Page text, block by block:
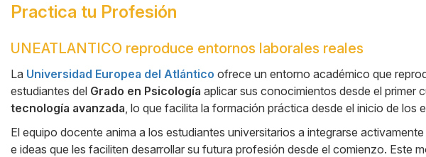
Practica tu Profesión
Cuerpo
UNEATLANTICO reproduce entornos laborales reales
La Universidad Europea del Atlántico ofrece un entorno académico que
estudiantes del Grado en Psicología aplicar sus conocimientos desde el primer
tecnología avanzada , lo que facilita la formación práctica desde el inicio de los
El equipo docente anima a los estudiantes universitarios a integrarse
e ideas que les faciliten desarrollar su futura profesión desde el comienzo. Este